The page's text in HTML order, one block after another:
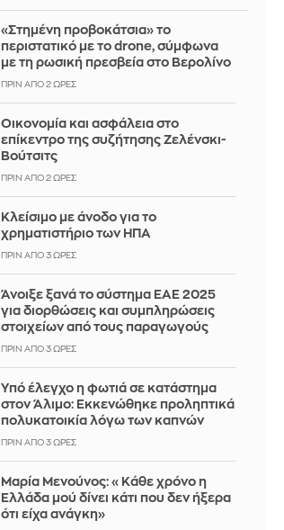
«Στημένη προβοκάτσια» το
περιστατικό με το drone, σύμφωνα
με τη ρωσική πρεσβεία στο Βερολίνο
ΠΡΙΝ ΑΠΌ 2 ΏΡΕΣ
Οικονομία και ασφάλεια στο
επίκεντρο της συζήτησης Ζελένσκι-
Βούτσιτς
ΠΡΙΝ ΑΠΌ 2 ΏΡΕΣ
Κλείσιμο με άνοδο για το
χρηματιστήριο των ΗΠΑ
ΠΡΙΝ ΑΠΌ 3 ΏΡΕΣ
Άνοιξε ξανά το σύστημα ΕΑΕ 2025
για διορθώσεις και συμπληρώσεις
στοιχείων από τους παραγωγούς
ΠΡΙΝ ΑΠΌ 3 ΏΡΕΣ
Yπό έλεγχο η φωτιά σε κατάστημα
στον Άλιμο: Εκκενώθηκε προληπτικά
πολυκατοικία λόγω των καπνών
ΠΡΙΝ ΑΠΌ 3 ΏΡΕΣ
Μαρία Μενούνος: «Κάθε χρόνο η
Ελλάδα μού δίνει κάτι που δεν ήξερα
ότι είχα ανάγκη»